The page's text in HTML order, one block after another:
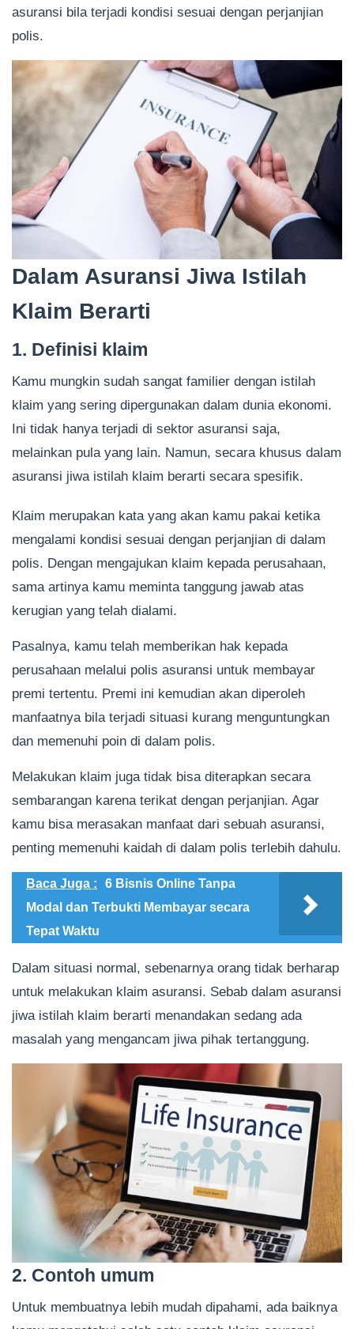
asuransi bila terjadi kondisi sesuai dengan perjanjian
polis.
Dalam Asuransi Jiwa Istilah
Klaim Berarti
1. Definisi klaim
Kamu mungkin sudah sangat familier dengan istilah
klaim yang sering dipergunakan dalam dunia ekonomi.
Ini tidak hanya terjadi di sektor asuransi saja,
melainkan pula yang lain. Namun, secara khusus dalam
asuransi jiwa istilah klaim berarti secara spesifik.
Klaim merupakan kata yang akan kamu pakai ketika
mengalami kondisi sesuai dengan perjanjian di dalam
polis. Dengan mengajukan klaim kepada perusahaan,
sama artinya kamu meminta tanggung jawab atas
kerugian yang telah dialami.
Pasalnya, kamu telah memberikan hak kepada
perusahaan melalui polis asuransi untuk membayar
premi tertentu. Premi ini kemudian akan diperoleh
manfaatnya bila terjadi situasi kurang menguntungkan
dan memenuhi poin di dalam polis.
Melakukan klaim juga tidak bisa diterapkan secara
sembarangan karena terikat dengan perjanjian. Agar
kamu bisa merasakan manfaat dari sebuah asuransi,
penting memenuhi kaidah di dalam polis terlebih dahulu.
Baca Juga :
6 Bisnis Online Tanpa
Modal dan Terbukti Membayar secara
Tepat Waktu
Dalam situasi normal, sebenarnya orang tidak berharap
untuk melakukan klaim asuransi. Sebab dalam asuransi
jiwa istilah klaim berarti menandakan sedang ada
masalah yang mengancam jiwa pihak tertanggung.
2. Contoh umum
Untuk membuatnya lebih mudah dipahami, ada baiknya